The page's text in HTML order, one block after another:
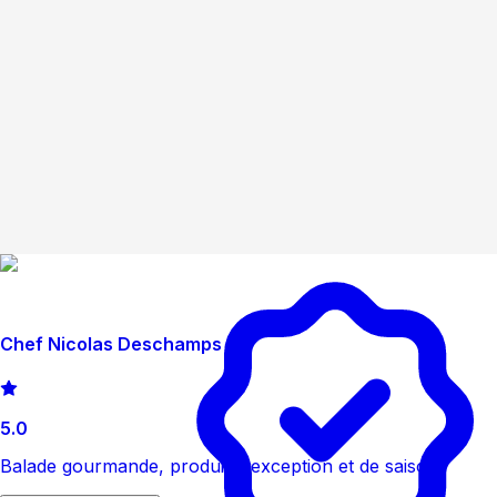
Chef Nicolas Deschamps
5.0
Balade gourmande, produit d'exception et de saison